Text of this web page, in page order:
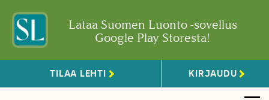
Lataa Suomen Luonto -sovellus
Google Play Storesta!
TILAA LEHTI KIRJAUDU